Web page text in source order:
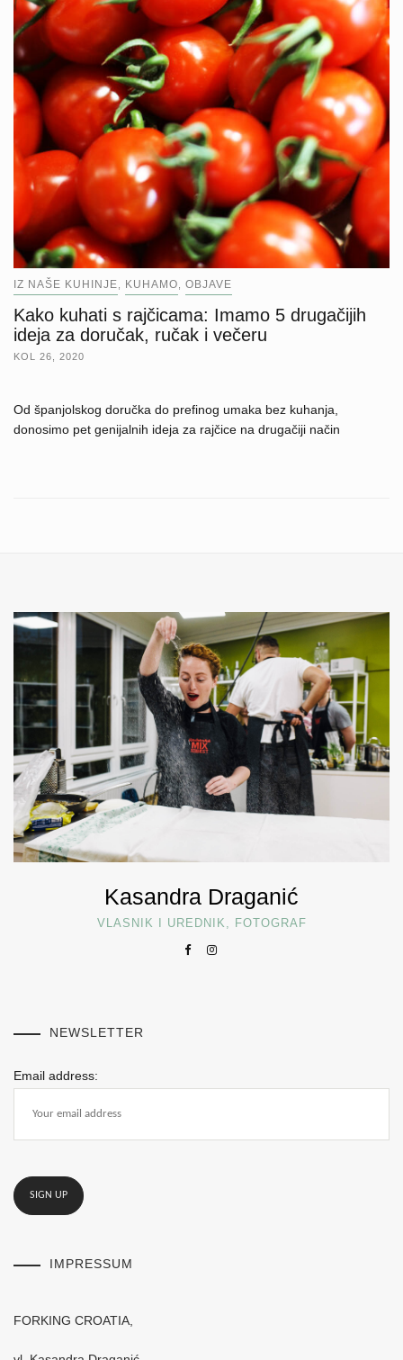
IZ NAŠE KUHINJE KUHAMO OBJAVE
Kako kuhati s rajčicama: Imamo 5 drugačijih
ideja za doručak, ručak i večeru
KOL 26, 2020
Od španjolskog doručka do prefinog umaka bez kuhanja,
donosimo pet genijalnih ideja za rajčice na drugačiji način
Kasandra Draganić
VLASNIK I UREDNIK, FOTOGRAF
NEWSLETTER
Email address:
IMPRESSUM
FORKING CROATIA,